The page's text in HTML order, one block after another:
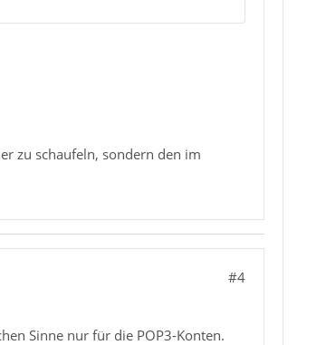
zu schaufeln, sondern den im
#4
Sinne nur für die POP3-Konten.